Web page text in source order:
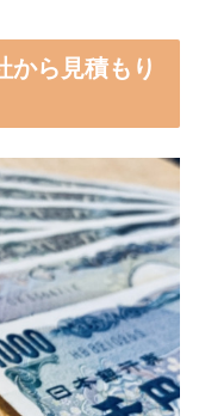
から見積もり